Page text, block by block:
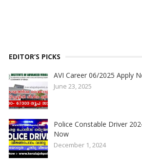
EDITOR’S PICKS
AVI Career 06/2025 Apply
June 23, 2025
Police Constable Driver
Now
December 1, 2024